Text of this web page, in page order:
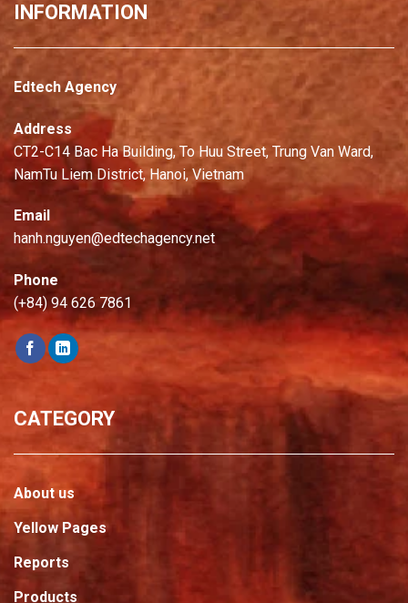
INFORMATION
Edtech Agency
Address
CT2-C14 Bac Ha Building, To Huu Street, Trung Van Ward,
NamTu Liem District, Hanoi, Vietnam
Email
hanh.nguyen@edtechagency.net
Phone
(+84) 94 626 7861
CATEGORY
About us
Yellow Pages
Reports
Products